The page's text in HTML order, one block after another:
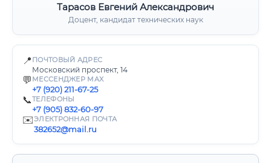
Тарасов Евгений Александрович
Доцент, кандидат технических наук
📍 ПОЧТОВЫЙ АДРЕС
Московский проспект, 14
💬 МЕССЕНДЖЕР MAX
+7 (920) 211-67-25
📞ТЕЛЕФОНЫ
+7 (905) 832-60-97
✉️ЭЛЕКТРОННАЯ ПОЧТА
382652@mail.ru